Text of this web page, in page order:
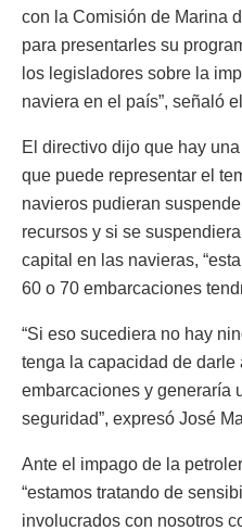
con la Comisión de Marina
para presentarles su
los legisladores sobre la
naviera en el país”, señaló
El directivo dijo que hay
que puede representar el
navieros pudieran
recursos y si se
capital en las navieras,
60 o 70 embarcaciones
“Si eso sucediera no hay
tenga la capacidad de
embarcaciones y generaría
seguridad”, expresó José
Ante el impago de la
“estamos tratando de
involucrados con nosotros